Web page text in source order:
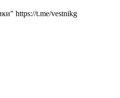
https://t.me/vestnikg